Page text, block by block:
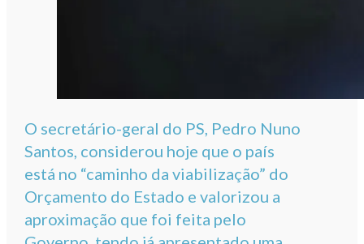
O secretário-geral do PS, Pedro Nuno
Santos, considerou hoje que o país
está no “caminho da viabilização” do
Orçamento do Estado e valorizou a
aproximação que foi feita pelo